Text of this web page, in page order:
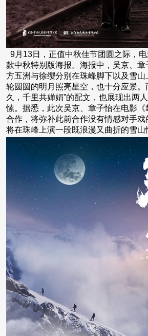
9月13日，正值中秋佳节团圆之际，
款中秋特别版海报。海报中，吴京、
方五洲与徐缨分别在珠峰脚下以及雪
轮圆圆的明月照亮星空，也十分应景。
久，千里共婵娟”的配文，也展现出两
愫。据悉，此次吴京、章子怡在电影
合作，将弥补此前合作没有情感对手戏
将在珠峰上演一段既浪漫又曲折的雪山